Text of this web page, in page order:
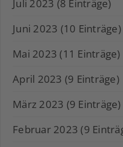
Juli 2023 (8 Einträge)
Juni 2023 (10 Einträge)
Mai 2023 (11 Einträge)
April 2023 (9 Einträge)
März 2023 (9 Einträge)
Februar 2023 (9